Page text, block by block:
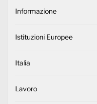
Informazione
Istituzioni Europee
Italia
Lavoro